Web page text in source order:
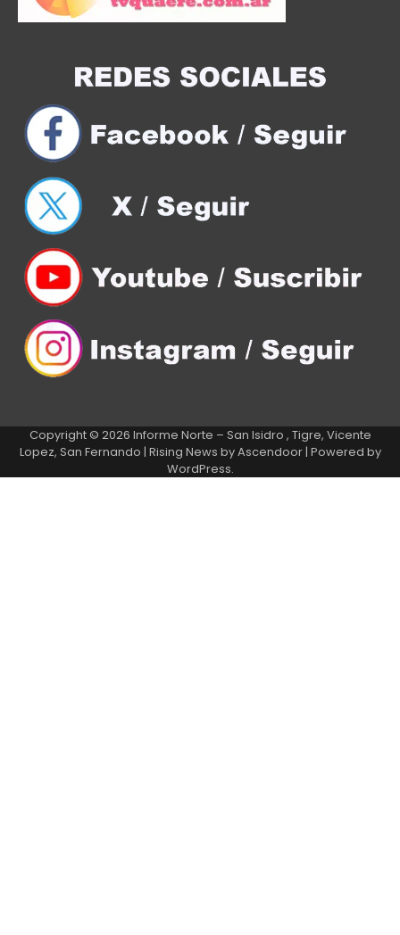
Copyright © 2026 Informe Norte – San Isidro , Tigre, Vicente
Lopez, San Fernando | Rising News byAscendoor| Powered by
WordPress.